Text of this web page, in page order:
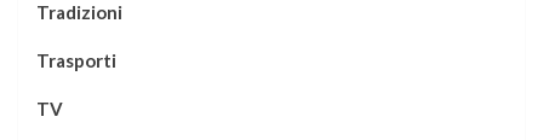
Tradizioni
Trasporti
TV